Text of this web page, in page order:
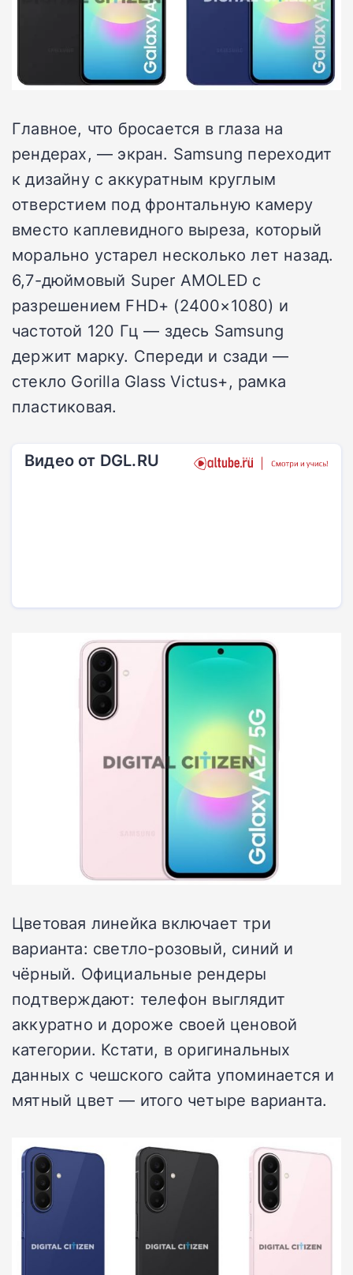
Главное, что бросается в глаза на
рендерах, — экран. Samsung переходит
к дизайну с аккуратным круглым
отверстием под фронтальную камеру
вместо каплевидного выреза, который
морально устарел несколько лет назад.
6,7-дюймовый Super AMOLED с
разрешением FHD+ (2400×1080) и
частотой 120 Гц — здесь Samsung
держит марку. Спереди и сзади —
стекло Gorilla Glass Victus+, рамка
пластиковая.
Видео от DGL.RU
Цветовая линейка включает три
варианта: светло-розовый, синий и
чёрный. Официальные рендеры
подтверждают: телефон выглядит
аккуратно и дороже своей ценовой
категории. Кстати, в оригинальных
данных с чешского сайта упоминается и
мятный цвет — итого четыре варианта.